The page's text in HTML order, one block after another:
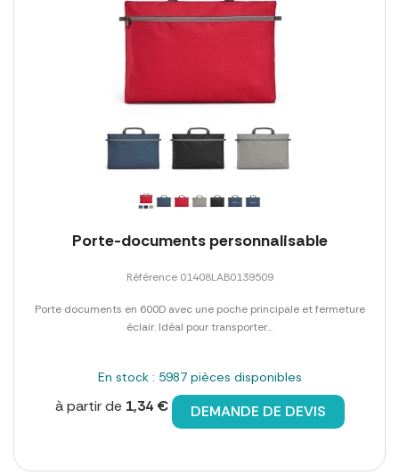
Porte-documents personnalisable
Référence 01408LAB0139509
Porte documents en 600D avec une poche principale et fermeture
éclair. Idéal pour transporter...
En stock : 5987 pièces disponibles
à partir de 1,34 € DEMANDE DE DEVIS